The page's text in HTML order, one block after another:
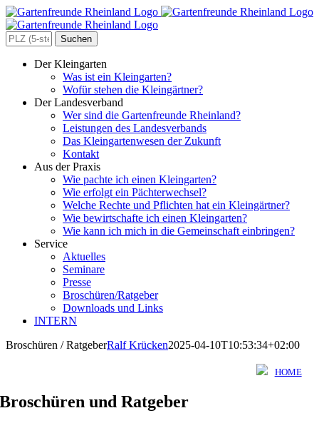
Zum
Inhalt
springen
Search
for:
Der Kleingarten
Was ist ein Kleingarten?
Wofür stehen die Kleingärtner?
Der Landesverband
Wer sind die Gartenfreunde Rheinland?
Leistungen des Landesverbands
Das Kleingartenwesen der Zukunft
Kontakt
Aus der Praxis
Wie pachte ich einen Kleingarten?
Wie erfolgt ein Pächterwechsel?
Welche Rechte und Pflichten hat ein Kleingärtner?
Wie bewirtschafte ich einen Kleingarten?
Wie kann ich mich in die Gemeinschaft einbringen?
Service
Aktuelles
Seminare
Presse
Broschüren/Ratgeber
Downloads und Links
INTERN
Broschüren / RatgeberRalf Krücken2025-04-10T10:53:34+02:00
HOME
Broschüren und Ratgeber